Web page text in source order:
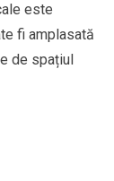
este
fi amplasată
de spațiul